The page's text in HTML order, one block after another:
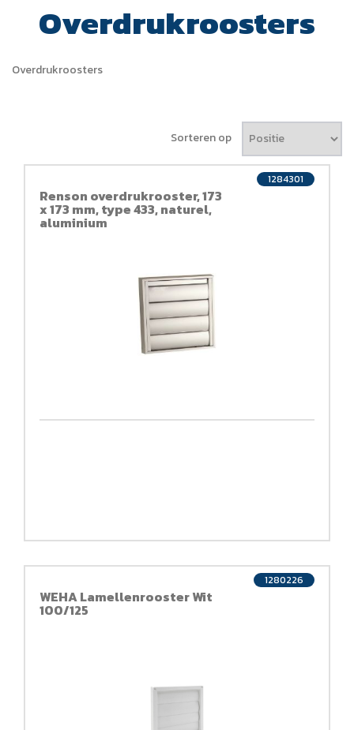
Overdrukroosters
Overdrukroosters
Sorteren op
Renson overdrukrooster, 173
x 173 mm, type 433, naturel,
aluminium
1284301
WEHA Lamellenrooster Wit
100/125
1280226